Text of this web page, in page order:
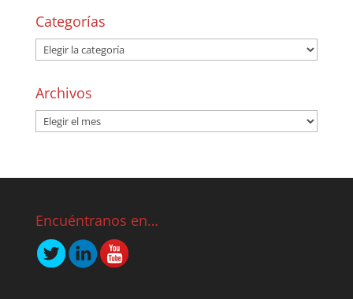
Categorías
Archivos
Encuéntranos en…